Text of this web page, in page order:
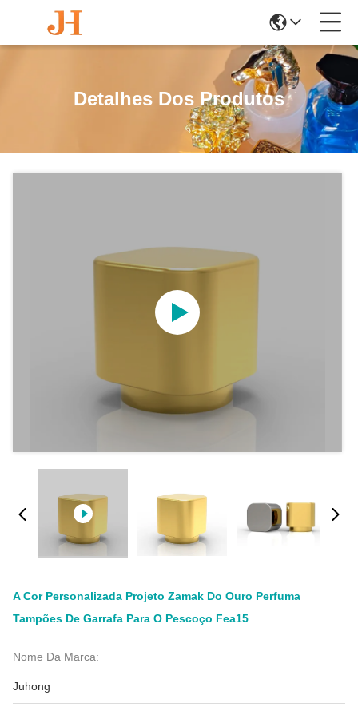
Detalhes Dos Produtos
A Cor Personalizada Projeto Zamak Do Ouro Perfuma
Tampões De Garrafa Para O Pescoço Fea15
Nome Da Marca:
Juhong